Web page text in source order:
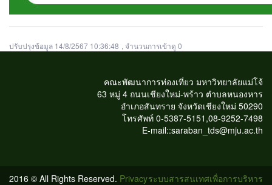
ปรับปรุงข้อมูล 14/8/2567 10:36:48 , จำนวนการเข้าดู 0
คณะพัฒนาการท่องเที่ยว มหาวิทยาลัยแม่โจ้
63 หมู่ 4 ถนนเชียงใหม่-พร้าว ตำบลหนองหาร
อำเภอสันทราย จังหวัดเชียงใหม่ 50290
โทรศัพท์ 0-5387-5151,08-9252-7498
E-mail::saraban_tds@mju.ac.th
ระบบสารสนเทศเพื่อการบริหาร
2016 © All Rights Reserved. Privacy